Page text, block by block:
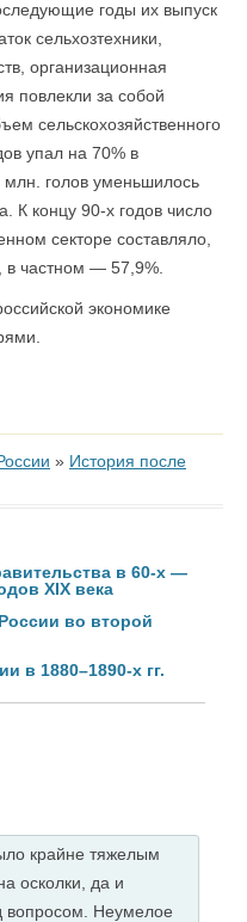
годы их выпуск
сельхозтехники,
организационная
повлекли за собой
сельскохозяйственного
упал на 70% в
голов уменьшилось
К концу 90-х годов число
секторе составляло,
частном — 57,9%.
экономике
» История после
в 60-х —
XIX века
во второй
в 1880–1890-х гг.
крайне тяжелым
осколки, да и
вопросом. Неумелое